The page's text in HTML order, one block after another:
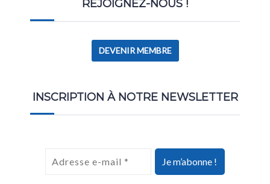
REJOIGNEZ-NOUS !
DEVENIR MEMBRE
INSCRIPTION À NOTRE NEWSLETTER